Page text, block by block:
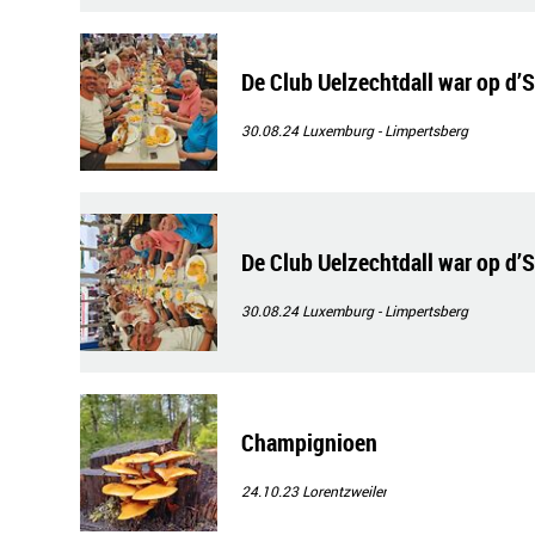
De Club Uelzechtdall war op
30.08.24Luxemburg - Limpertsberg
De Club Uelzechtdall war op
30.08.24Luxemburg - Limpertsberg
Champignioen
24.10.23Lorentzweiler